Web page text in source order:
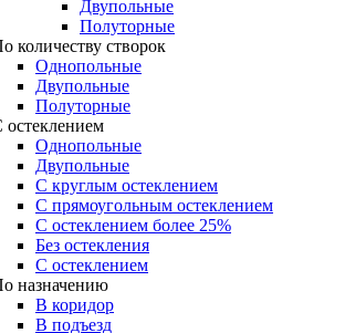
Двупольные
Полуторные
количеству створок
Однопольные
Двупольные
Полуторные
остеклением
Однопольные
Двупольные
С круглым остеклением
С прямоугольным остеклением
С остеклением более 25%
Без остекления
С остеклением
назначению
В коридор
В подъезд